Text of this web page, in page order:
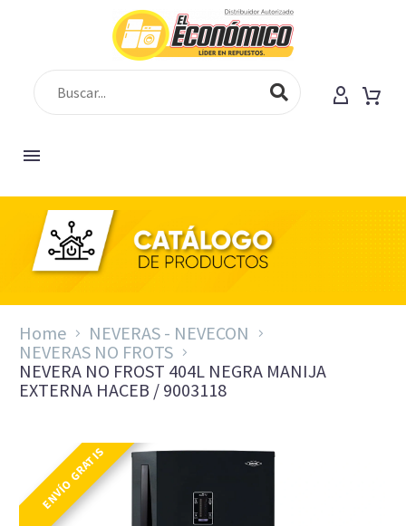
NEV ALC 404 SE PD DA ME NE R2
Home
NEVERAS - NEVECON
NEVERAS NO FROTS
NEVERA NO FROST 404L NEGRA MANIJA
EXTERNA HACEB / 9003118
ENVÍO GRATIS